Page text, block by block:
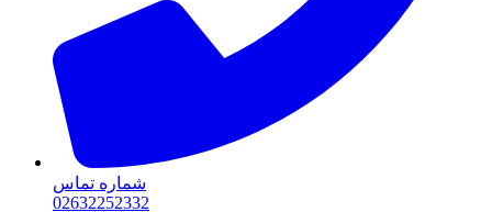
شماره تماس
02632252332